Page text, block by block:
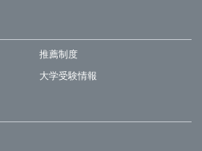
推薦制度
大学受験情報